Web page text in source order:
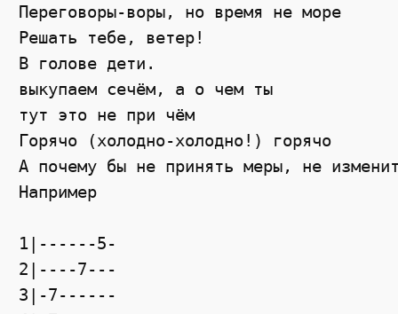
Переговоры-воры, но время не море
Решать тебе, ветер!
В голове дети.
выкупаем сечём, а о чем ты
тут это не при чём
Горячо (холодно-холодно!) горячо
А почему бы не принять меры, не
Например
1|------5-
2|----7---
3|-7------